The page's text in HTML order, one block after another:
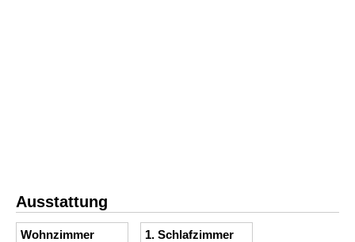
Ausstattung
Wohnzimmer
1. Schlafzimmer